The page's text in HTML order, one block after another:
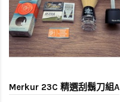
Merkur 23C 精選刮鬍刀組A